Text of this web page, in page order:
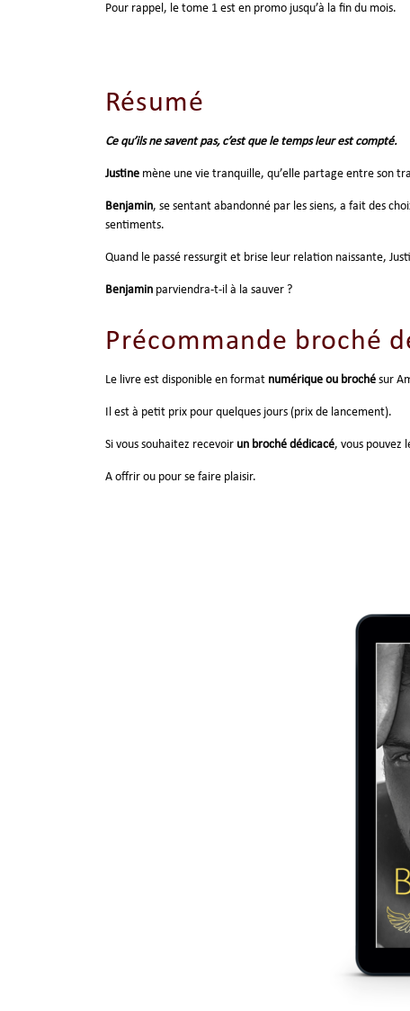
Pour rappel, le tome 1 est en promo jusqu’à la fin du mois.
Résumé
Ce qu’ils ne savent pas, c’est que le temps leur est compté.
Justine mène une vie tranquille, qu’elle partage entre son
Benjamin, se sentant abandonné par les siens, a fait des
sentiments.
Quand le passé ressurgit et brise leur relation naissante,
Benjamin parviendra-t-il à la sauver ?
Précommande broché
Le livre est disponible en format numérique ou broché sur
Il est à petit prix pour quelques jours (prix de lancement).
Si vous souhaitez recevoir un broché dédicacé, vous pouvez
A offrir ou pour se faire plaisir.